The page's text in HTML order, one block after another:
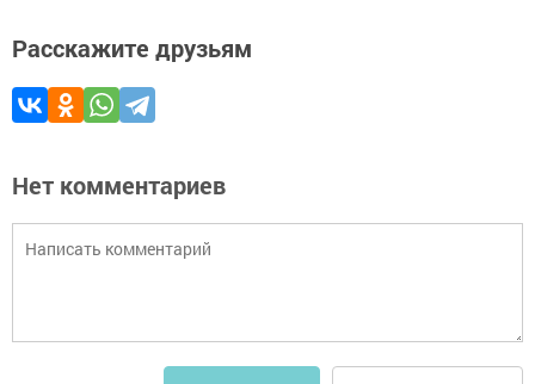
Расскажите друзьям
Нет комментариев